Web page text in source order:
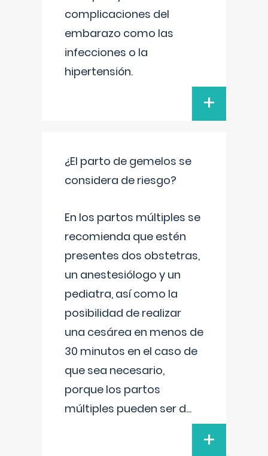
complicaciones del
embarazo como las
infecciones o la
hipertensión.
+
¿El parto de gemelos se
considera de riesgo?
En los partos múltiples se
recomienda que estén
presentes dos obstetras,
un anestesiólogo y un
pediatra, así como la
posibilidad de realizar
una cesárea en menos de
30 minutos en el caso de
que sea necesario,
porque los partos
múltiples pueden ser d...
+